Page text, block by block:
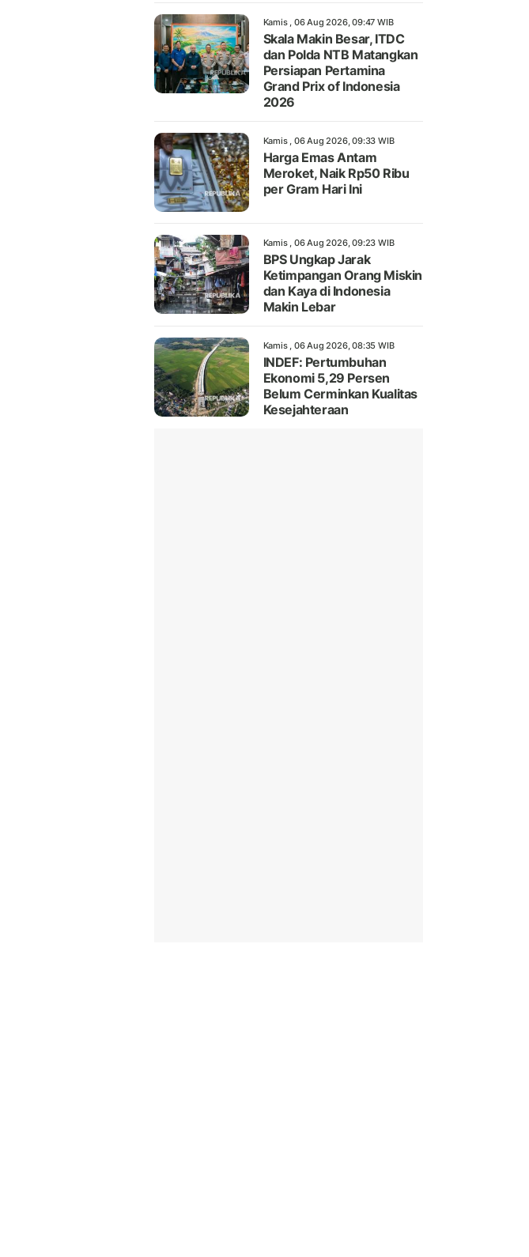
Kamis , 06 Aug 2026, 09:47 WIB
Skala Makin Besar, ITDC
dan Polda NTB Matangkan
Persiapan Pertamina
Grand Prix of Indonesia
2026
Kamis , 06 Aug 2026, 09:33 WIB
Harga Emas Antam
Meroket, Naik Rp50 Ribu
per Gram Hari Ini
Kamis , 06 Aug 2026, 09:23 WIB
BPS Ungkap Jarak
Ketimpangan Orang Miskin
dan Kaya di Indonesia
Makin Lebar
Kamis , 06 Aug 2026, 08:35 WIB
INDEF: Pertumbuhan
Ekonomi 5,29 Persen
Belum Cerminkan Kualitas
Kesejahteraan